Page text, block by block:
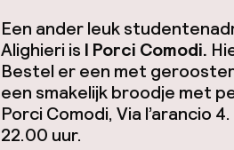
Een ander leuk
Alighieri is I Porci Comodi.
Bestel er een met
een smakelijk broodje met
Porci Comodi, Via l’arancio
22.00 uur.